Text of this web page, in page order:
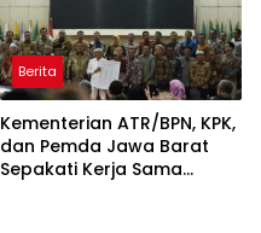
Berita
Kementerian ATR/BPN, KPK,
dan Pemda Jawa Barat
Sepakati Kerja Sama